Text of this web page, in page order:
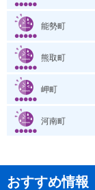
能勢町
熊取町
岬町
河南町
おすすめ情報